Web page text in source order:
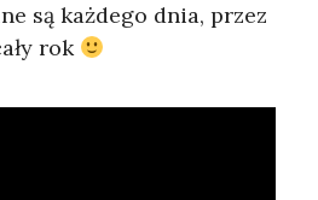
są każdego dnia, przez
rok